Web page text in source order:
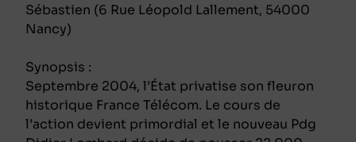
Sébastien (6 Rue Léopold Lallement, 54000
Nancy)
Synopsis :
Septembre 2004, l’État privatise son fleuron
historique France Télécom. Le cours de
l’action devient primordial et le nouveau Pdg